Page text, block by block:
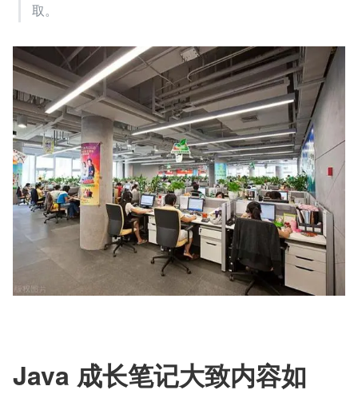
取。
Java 成长笔记大致内容如